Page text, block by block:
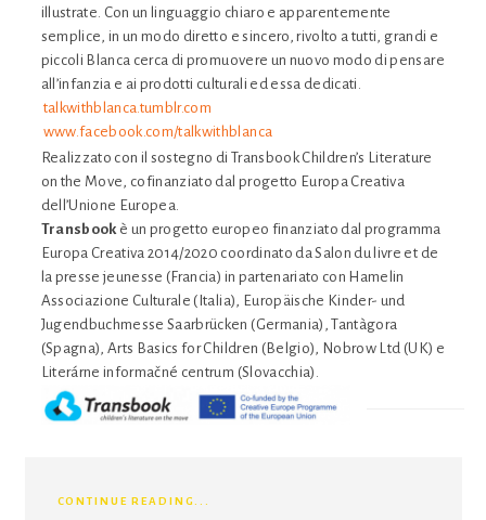
illustrate. Con un linguaggio chiaro e apparentemente
semplice, in un modo diretto e sincero, rivolto a tutti, grandi e
piccoli Blanca cerca di promuovere un nuovo modo di pensare
all’infanzia e ai prodotti culturali ed essa dedicati.
talkwithblanca.tumblr.com
www.facebook.com/talkwithblanca
Realizzato con il sostegno di Transbook Children’s Literature
on the Move, cofinanziato dal progetto Europa Creativa
dell’Unione Europea.
Transbook è un progetto europeo finanziato dal programma
Europa Creativa 2014/2020 coordinato da Salon du livre et de
la presse jeunesse (Francia) in partenariato con Hamelin
Associazione Culturale (Italia), Europäische Kinder- und
Jugendbuchmesse Saarbrücken (Germania), Tantàgora
(Spagna), Arts Basics for Children (Belgio), Nobrow Ltd (UK) e
Literárne informačné centrum (Slovacchia).
CONTINUE READING...